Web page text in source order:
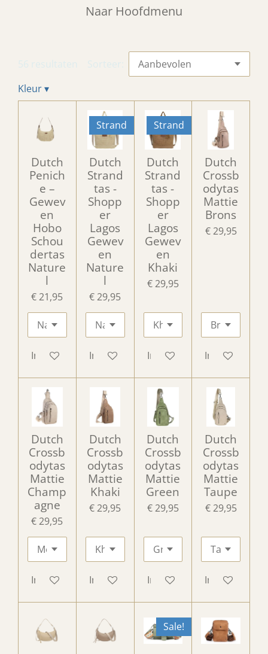
Naar Hoofdmenu
Kleur▾
Dutch
Penich
e –
Gewev
en
Hobo
Schou
dertas
Nature
l
€ 21,95
In winkelwagen
Strand
Dutch
Strand
tas -
Shopp
er
Lagos
Gewev
en
Nature
l
€ 29,95
In winkelwagen
Strand
Dutch
Strand
tas -
Shopp
er
Lagos
Gewev
en
Khaki
€ 29,95
In winkelwagen
Dutch
Crossb
odytas
Mattie
Brons
€ 29,95
In
Dutch
Crossb
odytas
Mattie
Champ
agne
€ 29,95
In winkelwagen
Dutch
Crossb
odytas
Mattie
Khaki
€ 29,95
In winkelwagen
Dutch
Crossb
odytas
Mattie
Green
€ 29,95
In winkelwagen
Dutch
Crossb
odytas
Mattie
Taupe
€ 29,95
In
Sale!